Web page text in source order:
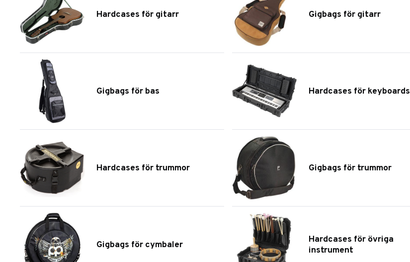
Hardcases för gitarr Gigbags för gitarr
Gigbags för bas Hardcases för keyboards
Hardcases för trummor Gigbags för trummor
Gigbags för cymbaler
Hardcases för övriga
instrument